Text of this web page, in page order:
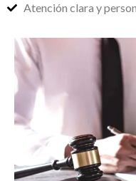
Atención clara y